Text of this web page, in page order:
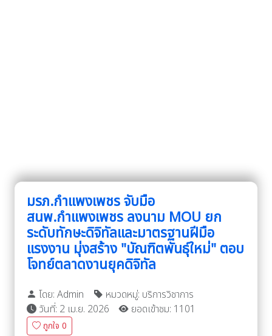
มรภ.กำแพงเพชร จับมือ
สนพ.กำแพงเพชร ลงนาม MOU ยก
ระดับทักษะดิจิทัลและมาตรฐานฝีมือ
แรงงาน มุ่งสร้าง "บัณฑิตพันธุ์ใหม่" ตอบ
โจทย์ตลาดงานยุคดิจิทัล
โดย: Admin
หมวดหมู่: บริการวิชาการ
วันที่: 2 เม.ย. 2026
ยอดเข้าชม: 1101
ถูกใจ 0